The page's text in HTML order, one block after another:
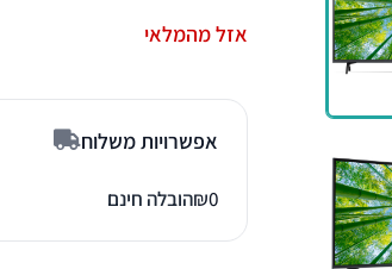
אזל מהמלאי
אפשרויות משלוח
₪0 הובלה חינם